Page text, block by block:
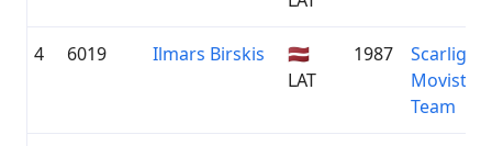
4 6019 Ilmars Birskis
🇱🇻
LAT
1987
Scarlight
Movistar
Team